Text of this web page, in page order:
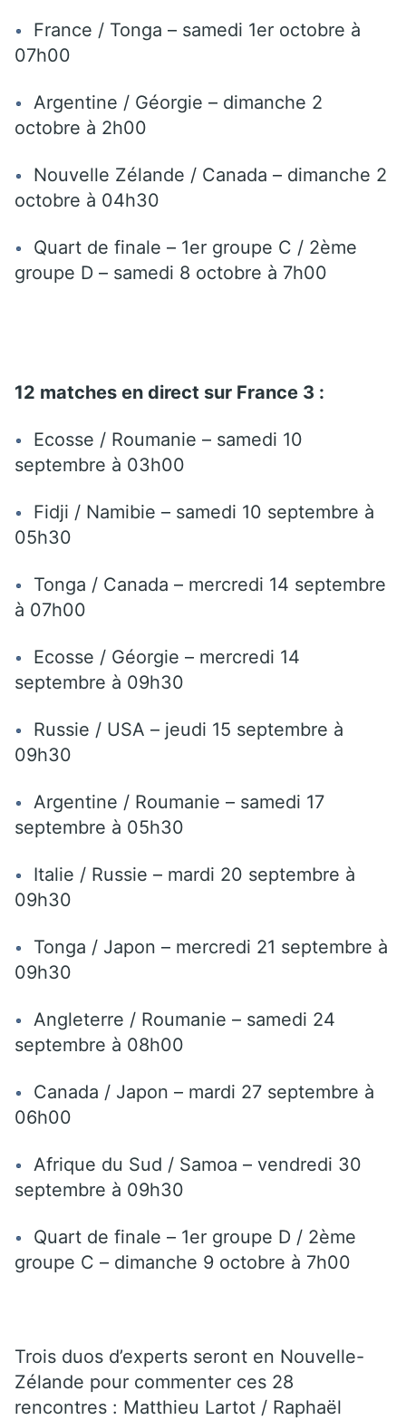
France / Tonga – samedi 1er octobre à
07h00
Argentine / Géorgie – dimanche 2
octobre à 2h00
Nouvelle Zélande / Canada – dimanche 2
octobre à 04h30
Quart de finale – 1er groupe C / 2ème
groupe D – samedi 8 octobre à 7h00
12 matches en direct sur France 3 :
Ecosse / Roumanie – samedi 10
septembre à 03h00
Fidji / Namibie – samedi 10 septembre à
05h30
Tonga / Canada – mercredi 14 septembre
à 07h00
Ecosse / Géorgie – mercredi 14
septembre à 09h30
Russie / USA – jeudi 15 septembre à
09h30
Argentine / Roumanie – samedi 17
septembre à 05h30
Italie / Russie – mardi 20 septembre à
09h30
Tonga / Japon – mercredi 21 septembre à
09h30
Angleterre / Roumanie – samedi 24
septembre à 08h00
Canada / Japon – mardi 27 septembre à
06h00
Afrique du Sud / Samoa – vendredi 30
septembre à 09h30
Quart de finale – 1er groupe D / 2ème
groupe C – dimanche 9 octobre à 7h00
Trois duos d’experts seront en Nouvelle-
Zélande pour commenter ces 28
rencontres : Matthieu Lartot / Raphaël